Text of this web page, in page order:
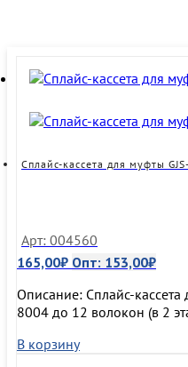
Сплайс-кассета для муфты
Арт: 004560
165,00₽ Опт: 153,00₽
Описание: Сплайс-кассета
8004 до 12 волокон (в 2
В корзину